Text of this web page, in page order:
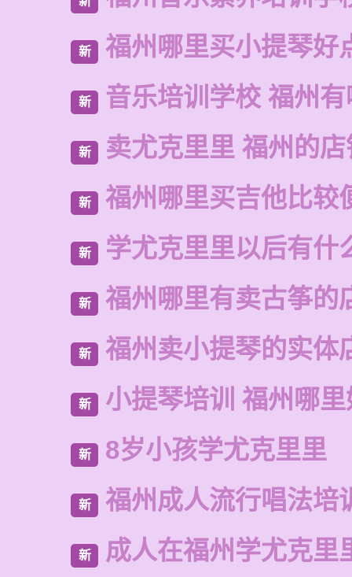
新 福州哪里买小提琴好
新 音乐培训学校 福州
新 卖尤克里里 福州的店
新 福州哪里买吉他比较
新 学尤克里里以后有什
新 福州哪里有卖古筝的
新 福州卖小提琴的实体
新 小提琴培训 福州哪
新 8岁小孩学尤克里里
新 福州成人流行唱法培
新 成人在福州学尤克里